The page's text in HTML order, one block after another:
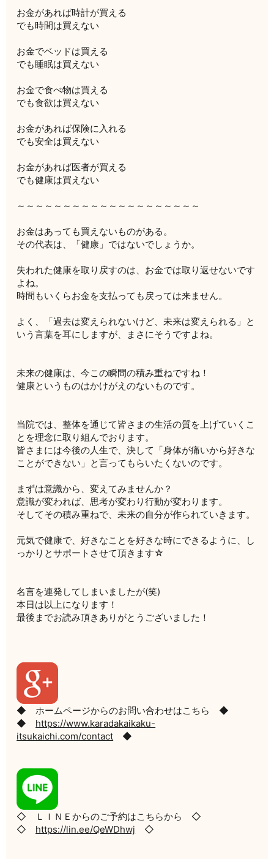
お金があれば時計が買える
でも時間は買えない
お金でベッドは買える
でも睡眠は買えない
お金で食べ物は買える
でも食欲は買えない
お金があれば保険に入れる
でも安全は買えない
お金があれば医者が買える
でも健康は買えない
～～～～～～～～～～～～～～～～～～～～
お金はあっても買えないものがある。
その代表は、「健康」ではないでしょうか。
失われた健康を取り戻すのは、お金では取り返せないです
よね。
時間もいくらお金を支払っても戻っては来ません。
よく、「過去は変えられないけど、未来は変えられる」と
いう言葉を耳にしますが、まさにそうですよね。
未来の健康は、今この瞬間の積み重ねですね！
健康というものはかけがえのないものです。
当院では、整体を通じて皆さまの生活の質を上げていくこ
とを理念に取り組んでおります。
皆さまには今後の人生で、決して「身体が痛いから好きな
ことができない」と言ってもらいたくないのです。
まずは意識から、変えてみませんか？
意識が変われば、思考が変わり行動が変わります。
そしてその積み重ねで、未来の自分が作られていきます。
元気で健康で、好きなことを好きな時にできるように、し
っかりとサポートさせて頂きます☆
名言を連発してしまいましたが(笑)
本日は以上になります！
最後までお読み頂きありがとうございました！
◆ ホームページからのお問い合わせはこちら ◆
◆ https://www.karadakaikaku-
itsukaichi.com/contact ◆
◇ ＬＩＮＥからのご予約はこちらから ◇
◇ https://lin.ee/QeWDhwj ◇